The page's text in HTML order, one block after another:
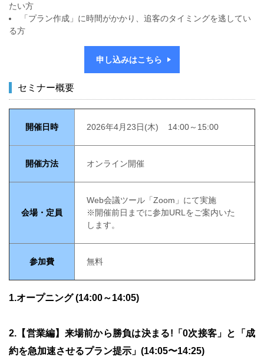
たい方
「プラン作成」に時間がかかり、追客のタイミングを逃してい
る方
申し込みはこちら
セミナー概要
開催日時 2026年4月23日(木) 14:00～15:00
開催方法 オンライン開催
会場・定員
Web会議ツール「Zoom」にて実施
※開催前日までに参加URLをご案内いた
します。
参加費 無料
1.オープニング (14:00～14:05)
2.【営業編】来場前から勝負は決まる!「0次接客」と「成
約を急加速させるプラン提示」(14:05〜14:25)